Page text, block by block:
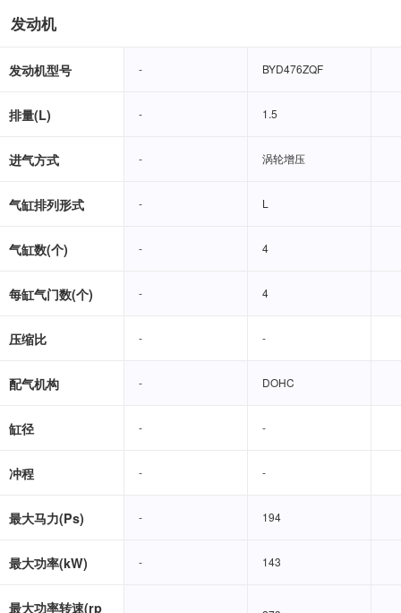
发动机
发动机型号 - BYD476ZQF
排量(L) - 1.5
进气方式 - 涡轮增压
气缸排列形式 - L
气缸数(个) - 4
每缸气门数(个) - 4
压缩比 - -
配气机构 - DOHC
缸径 - -
冲程 - -
最大马力(Ps) - 194
最大功率(kW) - 143
最大功率转速(rp
- BYD476ZQF
- 1.5
- 涡轮增压
- L
- 4
- 4
- -
- DOHC
- -
- -
- 194
- 143